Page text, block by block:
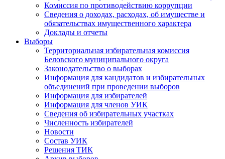
Комиссия по противодействию коррупции
Сведения о доходах, расходах, об имуществе и
обязательствах имущественного характера
Доклады и отчеты
Выборы
Территориальная избирательная комиссия
Беловского муниципального округа
Законодательство о выборах
Информация для кандидатов и избирательных
объединений при проведении выборов
Информация для избирателей
Информация для членов УИК
Сведения об избирательных участках
Численность избирателей
Новости
Состав УИК
Решения ТИК